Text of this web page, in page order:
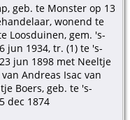
geb. te Monster op 13
wonend te
Loosduinen, gem. 's-
jun 1934, tr. (1) te 's-
jun 1898 met Neeltje
Andreas Isac van
Boers, geb. te 's-
dec 1874